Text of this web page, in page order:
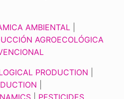
AMBIENTAL
AGROECOLÓGICA
PRODUCTION
PESTICIDES